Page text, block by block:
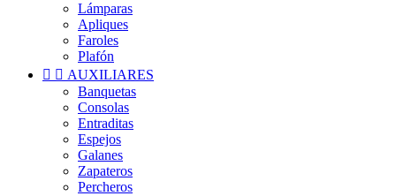
Lámparas
Apliques
Faroles
Plafón
  AUXILIARES
Banquetas
Consolas
Entraditas
Espejos
Galanes
Zapateros
Percheros